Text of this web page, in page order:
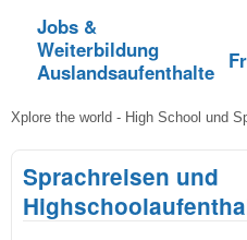
Jobs &
Weiterbildung
Auslandsaufenthalte
Xplore the world - High School und
Sprachreisen und